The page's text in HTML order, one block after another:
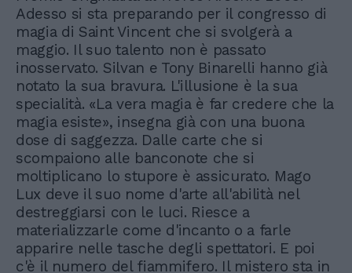
Adesso si sta preparando per il congresso di
magia di Saint Vincent che si svolgerà a
maggio. Il suo talento non è passato
inosservato. Silvan e Tony Binarelli hanno già
notato la sua bravura. L'illusione è la sua
specialità. «La vera magia è far credere che la
magia esiste», insegna già con una buona
dose di saggezza. Dalle carte che si
scompaiono alle banconote che si
moltiplicano lo stupore è assicurato. Mago
Lux deve il suo nome d'arte all'abilità nel
destreggiarsi con le luci. Riesce a
materializzarle come d'incanto o a farle
apparire nelle tasche degli spettatori. E poi
c'è il numero del fiammifero. Il mistero sta in